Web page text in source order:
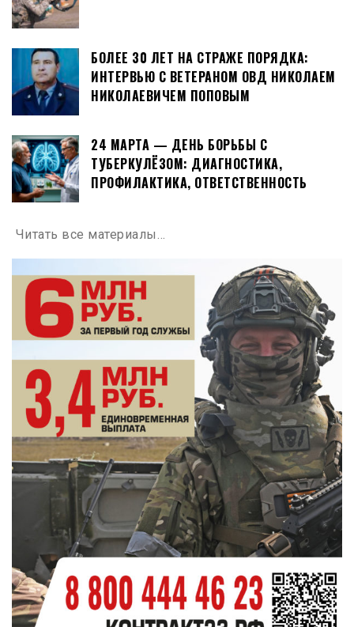
БОЛЕЕ 30 ЛЕТ НА СТРАЖЕ ПОРЯДКА:
ИНТЕРВЬЮ С ВЕТЕРАНОМ ОВД НИКОЛАЕМ
НИКОЛАЕВИЧЕМ ПОПОВЫМ
24 МАРТА — ДЕНЬ БОРЬБЫ С
ТУБЕРКУЛЁЗОМ: ДИАГНОСТИКА,
ПРОФИЛАКТИКА, ОТВЕТСТВЕННОСТЬ
Читать все материалы…